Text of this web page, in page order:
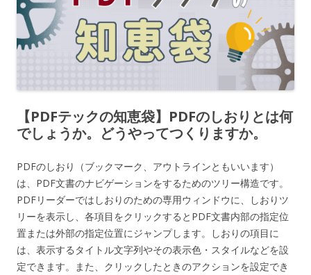
【PDFテックの知恵袋】PDFのしおりとは何
でしょうか。どうやってつくりますか。
PDFのしおり（ブックマーク、アウトラインともいいます）
は、PDF文書のナビゲーションをするためのツリー構造です。
PDFリーダーではしおりのための専用ウィンドウに、しおりツ
リーを表示し、各項目をクリックするとPDF文書内部の指定位
置または外部の指定位置にジャンプします。しおりの項目に
は、表示するタイトル文字列やその表示色・スタイルなどを設
定できます。また、クリックしたときのアクションを設定でき